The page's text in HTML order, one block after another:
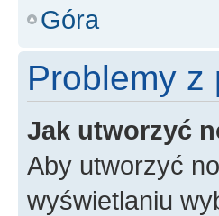
Góra
Problemy z
Jak utworzyć
Aby utworzyć
wyświetlaniu